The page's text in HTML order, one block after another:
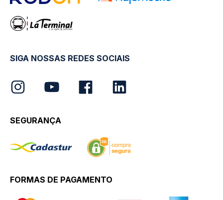
SIGA NOSSAS REDES SOCIAIS
SEGURANÇA
FORMAS DE PAGAMENTO